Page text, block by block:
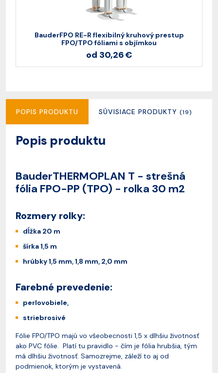
BauderFPO RE-R flexibilný kruhový prestup
FPO/TPO fóliami s objímkou
od 30,26 €
POPIS PRODUKTU SÚVISIACE PRODUKTY (19)
Popis produktu
BauderTHERMOPLAN T - strešná
fólia FPO-PP (TPO) - rolka 30 m2
Rozmery rolky:
dĺžka 20 m
šírka 1,5 m
hrúbky 1,5 mm, 1,8 mm, 2,0 mm
Farebné prevedenie:
perlovobiele,
striebrosivé
Fólie FPO/TPO majú vo všeobecnosti 1,5 x dlhšiu životnosť
ako PVC fólie. Platí tu pravidlo - čím je fólia hrubšia, tým
má dlhšiu životnosť. Samozrejme, záleží to aj od
podmienok, ktorým je vystavená.